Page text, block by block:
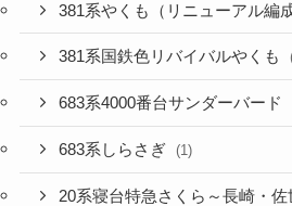
381系やくも（リニューアル編
381系国鉄色リバイバルやくも
683系4000番台サンダーバード
683系しらさぎ (1)
20系寝台特急さくら～長崎・佐